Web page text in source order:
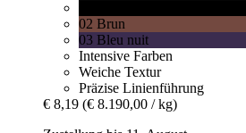
02 Brun
03 Bleu nuit
Intensive Farben
Weiche Textur
Präzise Linienführung
€ 8,19 (€ 8.190,00 / kg)